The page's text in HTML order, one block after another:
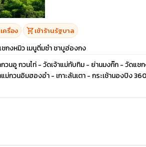
ครื่อง shopping_cartเข้าร้านรัฐบาล
กงหมิว เมนูติ่มซำ ชาบูฮ่องกง
นอู กวนไท่ - วัดเจ้าแม่ทับทิม - ย่านมงก๊ก - วัดแช
าแม่กวนอิมฮองอำ - เกาะลันเตา - กระเช้านองปิ